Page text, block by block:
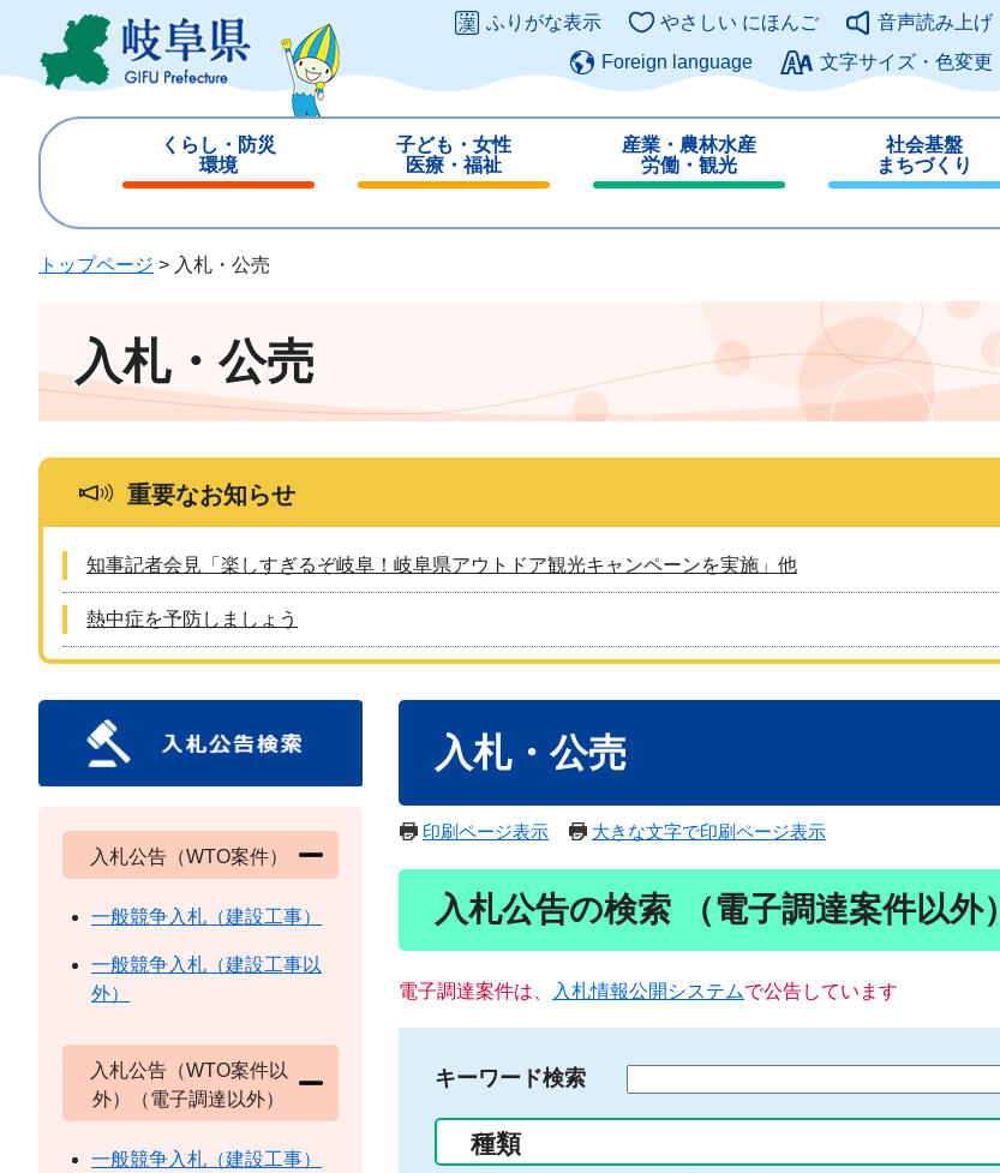
ジ
ュ
このページの本文へ
ふりがな表示 やさしい にほんご
音声読み上げ
Foreign language
文字サイズ・色変更
くらし・防災
環境
じ
子ども・女性
医療・福祉
じ
産業・農林水産
労働・観光
じ
社会基盤
まちづくり
じ
トップページ > 入札・公売
入札・公売
重要なお知らせ
知事記者会見「楽しすぎるぞ岐阜！岐阜県アウトドア観光キャンペーンを実施」他
熱中症を予防しましょう
入札・公売
印刷ページ表示 大きな文字で印刷ページ表示
入札公告の検索 （電子調達案件以外）
電子調達案件は、 入札情報公開システムで公告しています
キーワード検索
る
種類
入札公告（WTO案件）
一般競争入札（建設工事）
一般競争入札（建設工事以
外）
入札公告（WTO案件以
外）（電子調達以外）
一般競争入札（建設工事）